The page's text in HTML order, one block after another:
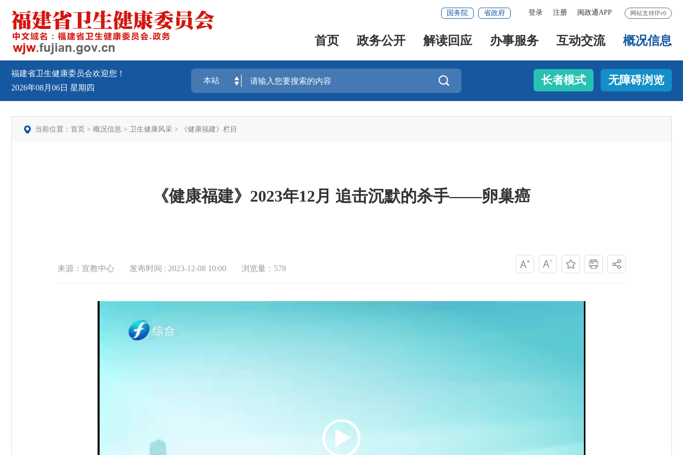
网站支持IPv6
登录 注册 闽政通APP
国务院 省政府
首页 政务公开 解读回应 办事服务 互动交流 概况信息
福建省卫生健康委员会欢迎您！
2026年08月06日 星期四
 长者模式 无障碍浏览
当前位置： 首页 > 概况信息 > 卫生健康风采 > 《健康福建》栏目
《健康福建》2023年12月 追击沉默的杀手——卵巢癌
来源：宣教中心 发布时间 : 2023-12-08 10:00 浏览量：578